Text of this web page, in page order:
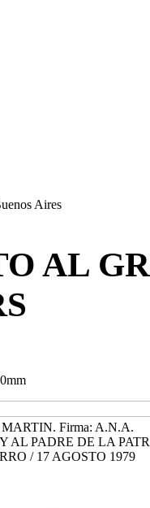
Aires
AL
Firma: A.N.A.
AL PADRE DE LA
/ 17 AGOSTO 1979